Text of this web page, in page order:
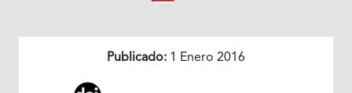
Publicado: 1 Enero 2016